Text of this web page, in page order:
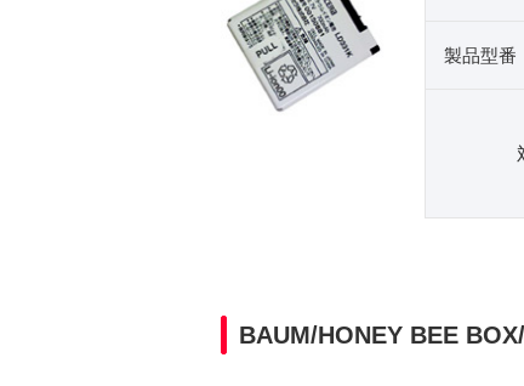
製品型番
BAUM/HONEY BEE